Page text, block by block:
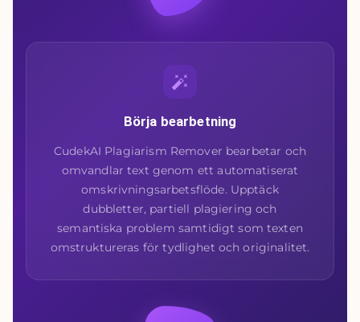
Börja bearbetning
CudekAI Plagiarism Remover bearbetar och
omvandlar text genom ett automatiserat
omskrivningsarbetsflöde. Upptäck
dubbletter, partiell plagiering och
semantiska problem samtidigt som texten
omstruktureras för tydlighet och originalitet.